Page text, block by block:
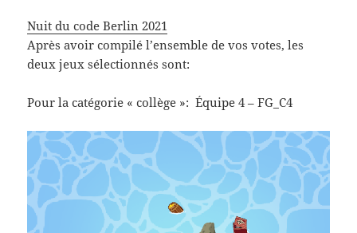
Nuit du code Berlin 2021
Après avoir compilé l’ensemble de vos votes, les
deux jeux sélectionnés sont:
Pour la catégorie « collège »: Équipe 4 – FG_C4